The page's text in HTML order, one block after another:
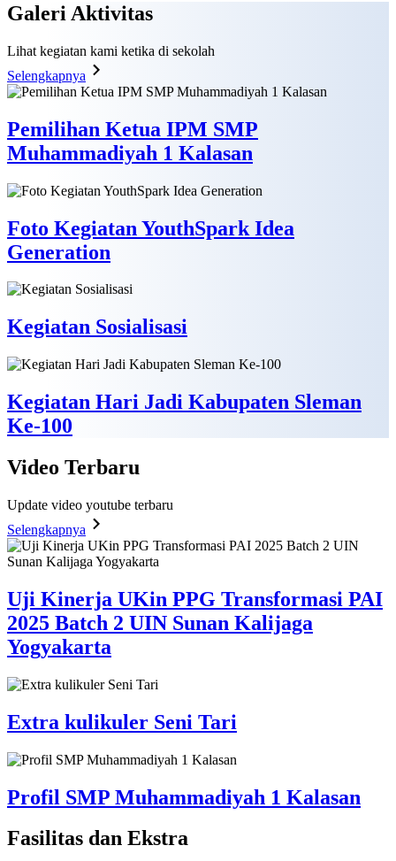
Galeri Aktivitas
Lihat kegiatan kami ketika di sekolah
Selengkapnya
Pemilihan Ketua IPM SMP
Muhammadiyah 1 Kalasan
Foto Kegiatan YouthSpark Idea
Generation
Kegiatan Sosialisasi
Kegiatan Hari Jadi Kabupaten Sleman
Ke-100
Video Terbaru
Update video youtube terbaru
Selengkapnya
Uji Kinerja UKin PPG Transformasi PAI
2025 Batch 2 UIN Sunan Kalijaga
Yogyakarta
Extra kulikuler Seni Tari
Profil SMP Muhammadiyah 1 Kalasan
Fasilitas dan Ekstra